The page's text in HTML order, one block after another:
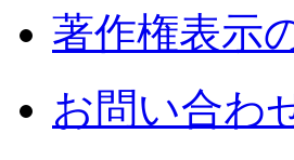
著作権表示
お問い合わ